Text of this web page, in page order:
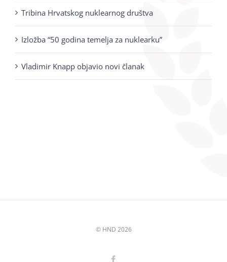
Tribina Hrvatskog nuklearnog društva
Izložba “50 godina temelja za nuklearku”
Vladimir Knapp objavio novi članak
© HND 2026